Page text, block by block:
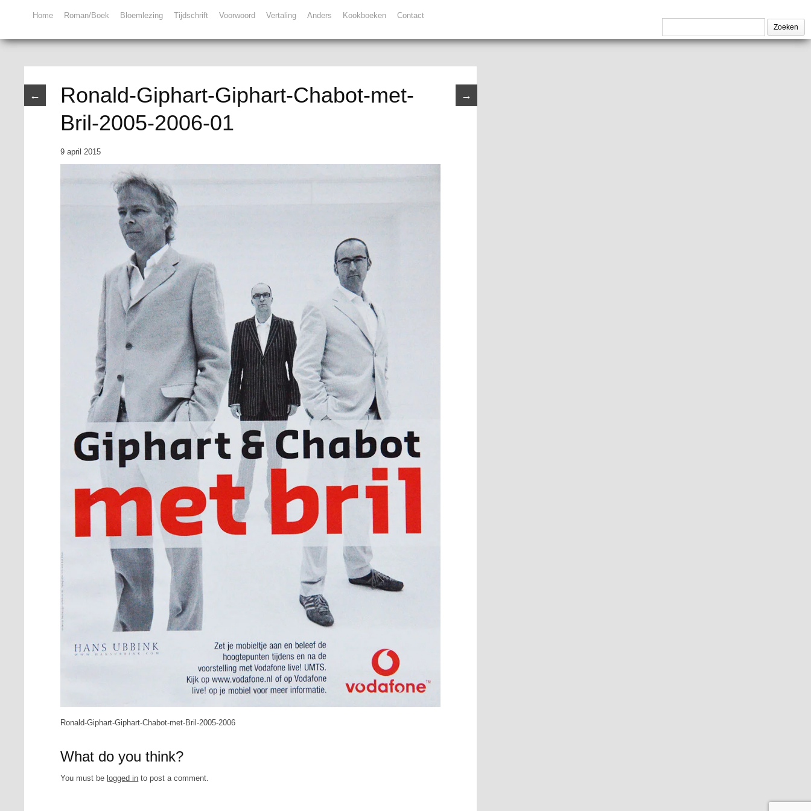
Home Roman/Boek Bloemlezing Tijdschrift Voorwoord Vertaling Anders Kookboeken Contact
← →
Ronald-Giphart-Giphart-Chabot-met-
Bril-2005-2006-01
9 april 2015
Ronald-Giphart-Giphart-Chabot-met-Bril-2005-2006
What do you think?
You must belogged in to post a comment.